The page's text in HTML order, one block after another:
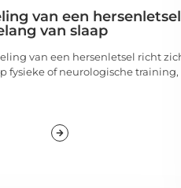
van een hersenletsel
van slaap
van een hersenletsel richt zich
fysieke of neurologische training,